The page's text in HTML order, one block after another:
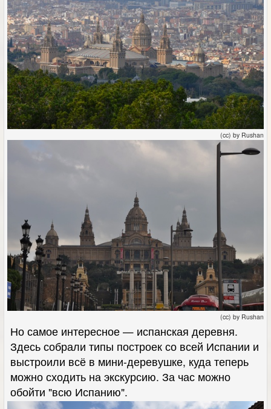
(cc) by Rushan
(cc) by Rushan
Но самое интересное — испанская деревня.
Здесь собрали типы построек со всей Испании и
выстроили всё в мини-деревушке, куда теперь
можно сходить на экскурсию. За час можно
обойти "всю Испанию".